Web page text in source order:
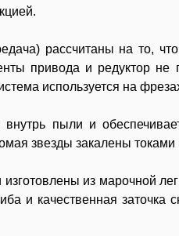
рассчитаны на то,
привода и редуктор не
используется на
пыли и
звезды закалены токами
из марочной
и качественная заточка